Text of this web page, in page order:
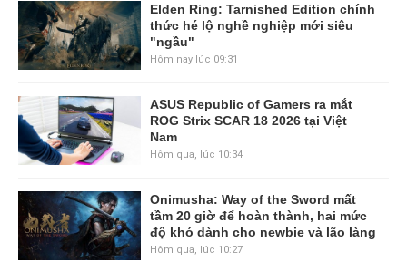
Elden Ring: Tarnished Edition chính
thức hé lộ nghề nghiệp mới siêu
"ngầu"
Hôm nay lúc 09:31
ASUS Republic of Gamers ra mắt
ROG Strix SCAR 18 2026 tại Việt
Nam
Hôm qua, lúc 10:34
Onimusha: Way of the Sword mất
tầm 20 giờ để hoàn thành, hai mức
độ khó dành cho newbie và lão làng
Hôm qua, lúc 10:27